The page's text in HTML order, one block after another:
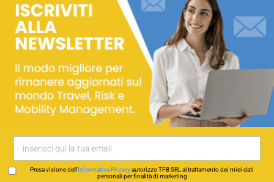
Presa visione dell’Informativa Privacyautorizzo TFB SRL al trattamento dei miei dati
personali per finalità di marketing